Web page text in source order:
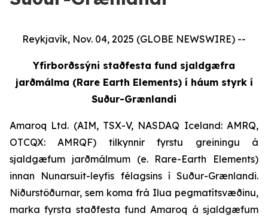
Reykjavík, Nov. 04, 2025 (GLOBE NEWSWIRE) --
Yfirborðssýni staðfesta fund sjaldgæfra
jarðmálma (Rare Earth Elements) í háum styrk í
Suður-Grænlandi
Amaroq Ltd. (AIM, TSX-V, NASDAQ Iceland: AMRQ,
OTCQX: AMRQF) tilkynnir fyrstu greiningu á
sjaldgæfum jarðmálmum (e. Rare-Earth Elements)
innan Nunarsuit-leyfis félagsins í Suður-Grænlandi.
Niðurstöðurnar, sem koma frá Ilua pegmatítsvæðinu,
marka fyrsta staðfesta fund Amaroq á sjaldgæfum